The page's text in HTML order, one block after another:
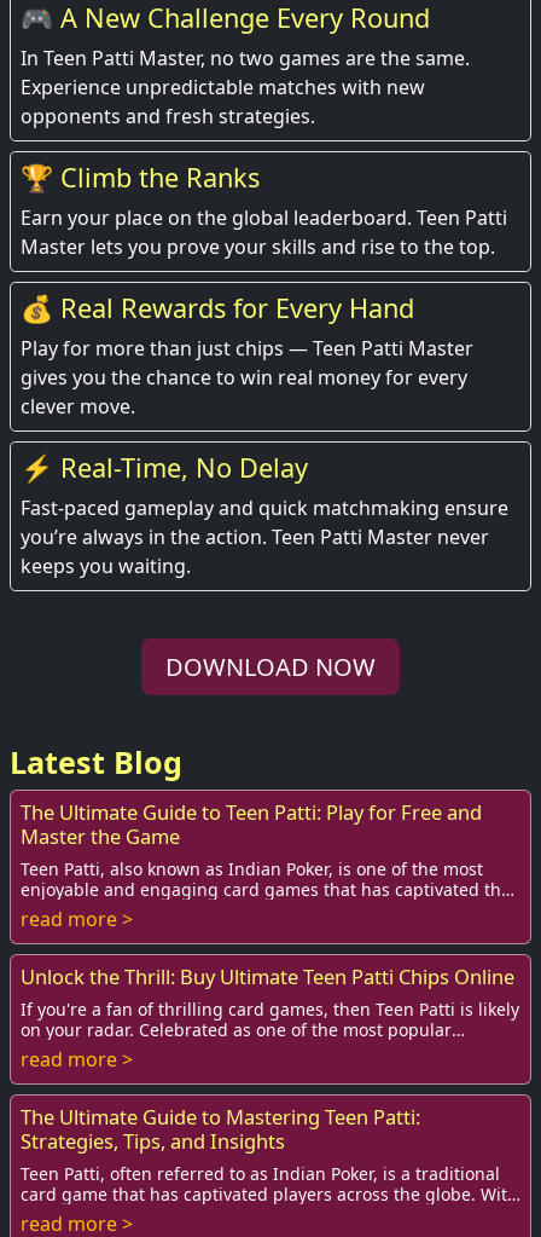
🎮 A New Challenge Every Round
In Teen Patti Master, no two games are the same.
Experience unpredictable matches with new
opponents and fresh strategies.
🏆 Climb the Ranks
Earn your place on the global leaderboard. Teen Patti
Master lets you prove your skills and rise to the top.
💰 Real Rewards for Every Hand
Play for more than just chips — Teen Patti Master
gives you the chance to win real money for every
clever move.
⚡ Real-Time, No Delay
Fast-paced gameplay and quick matchmaking ensure
you’re always in the action. Teen Patti Master never
keeps you waiting.
DOWNLOAD NOW
Latest Blog
The Ultimate Guide to Teen Patti: Play for Free and
Master the Game
Teen Patti, also known as Indian Poker, is one of the most
enjoyable and engaging card games that has captivated the
hearts of millions, especially in...
read more >
Unlock the Thrill: Buy Ultimate Teen Patti Chips Online
If you're a fan of thrilling card games, then Teen Patti is likely
on your radar. Celebrated as one of the most popular
gambling games in India, Teen ...
read more >
The Ultimate Guide to Mastering Teen Patti:
Strategies, Tips, and Insights
Teen Patti, often referred to as Indian Poker, is a traditional
card game that has captivated players across the globe. With
its origins rooted deeply...
read more >